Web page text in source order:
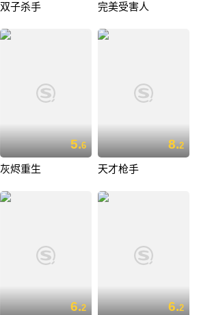
双子杀手 完美受害人
5.6
灰烬重生
8.2
天才枪手
6.2 6.2